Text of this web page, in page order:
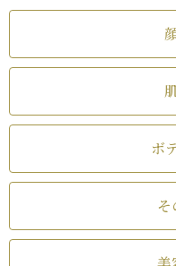
ボ
そ